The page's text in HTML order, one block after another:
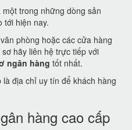
trong những dòng sản
tới hiện nay.
phòng hoặc các cửa hàng
hãy liên hệ trực tiếp với
ngân hàng tốt nhất.
địa chỉ uy tín để khách hàng
hàng cao cấp